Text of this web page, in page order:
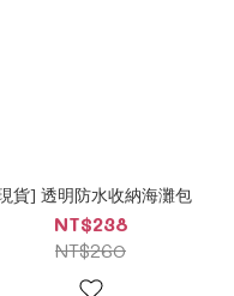
貨] 透明防水收納海灘包
NT$238
NT$260